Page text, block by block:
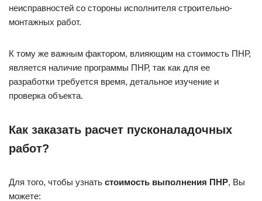
неисправностей со стороны исполнителя строительно-
монтажных работ.
К тому же важным фактором, влияющим на стоимость ПНР,
является наличие программы ПНР, так как для ее
разработки требуется время, детальное изучение и
проверка объекта.
Как заказать расчет пусконаладочных
работ?
Для того, чтобы узнать стоимость выполнения ПНР, Вы
можете: